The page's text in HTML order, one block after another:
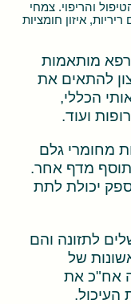
והריפוי. צמחי
איזון חומציות
מותאמות
להתאים את
הכללי,
ועוד.
מחומרי גלם
תוסף מדף אחר.
יכולת לתת
לתזונה והם
של
אח"כ את
העיכול.